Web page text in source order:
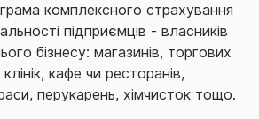
комплексного страхування
підприємців - власників
бізнесу: магазинів, торгових
кафе чи ресторанів,
перукарень, хімчисток тощо.